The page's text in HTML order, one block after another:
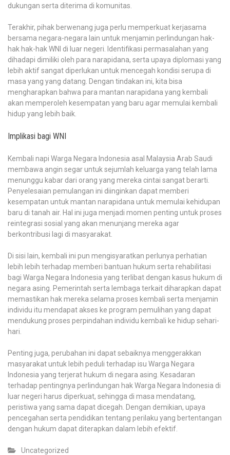
dukungan serta diterima di komunitas.
Terakhir, pihak berwenang juga perlu memperkuat kerjasama
bersama negara-negara lain untuk menjamin perlindungan hak-
hak hak-hak WNI di luar negeri. Identifikasi permasalahan yang
dihadapi dimiliki oleh para narapidana, serta upaya diplomasi yang
lebih aktif sangat diperlukan untuk mencegah kondisi serupa di
masa yang yang datang. Dengan tindakan ini, kita bisa
mengharapkan bahwa para mantan narapidana yang kembali
akan memperoleh kesempatan yang baru agar memulai kembali
hidup yang lebih baik.
Implikasi bagi WNI
Kembali napi Warga Negara Indonesia asal Malaysia Arab Saudi
membawa angin segar untuk sejumlah keluarga yang telah lama
menunggu kabar dari orang yang mereka cintai sangat berarti.
Penyelesaian pemulangan ini diinginkan dapat memberi
kesempatan untuk mantan narapidana untuk memulai kehidupan
baru di tanah air. Hal ini juga menjadi momen penting untuk proses
reintegrasi sosial yang akan menunjang mereka agar
berkontribusi lagi di masyarakat.
Di sisi lain, kembali ini pun mengisyaratkan perlunya perhatian
lebih lebih terhadap memberi bantuan hukum serta rehabilitasi
bagi Warga Negara Indonesia yang terlibat dengan kasus hukum di
negara asing. Pemerintah serta lembaga terkait diharapkan dapat
memastikan hak mereka selama proses kembali serta menjamin
individu itu mendapat akses ke program pemulihan yang dapat
mendukung proses perpindahan individu kembali ke hidup sehari-
hari.
Penting juga, perubahan ini dapat sebaiknya menggerakkan
masyarakat untuk lebih peduli terhadap isu Warga Negara
Indonesia yang terjerat hukum di negara asing. Kesadaran
terhadap pentingnya perlindungan hak Warga Negara Indonesia di
luar negeri harus diperkuat, sehingga di masa mendatang,
peristiwa yang sama dapat dicegah. Dengan demikian, upaya
pencegahan serta pendidikan tentang perilaku yang bertentangan
dengan hukum dapat diterapkan dalam lebih efektif.
Uncategorized